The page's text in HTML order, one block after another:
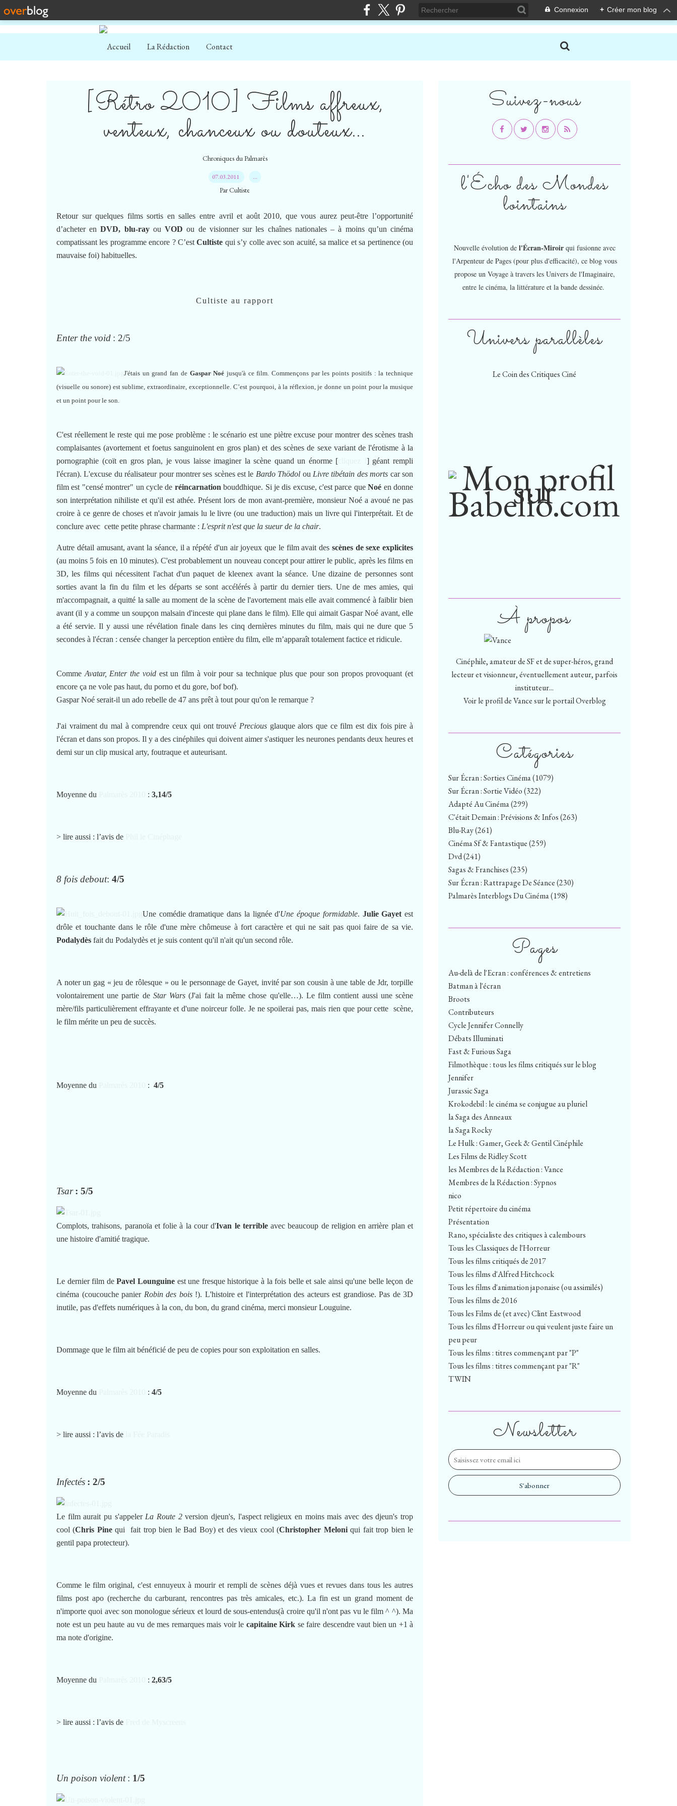
Connexion + Créer mon blog
Accueil La Rédaction Contact
[Rétro 2010] Films affreux,
venteux, chanceux ou douteux…
Chroniques du Palmarès
07.03.2011 …
Par Cultiste
Retour sur quelques films sortis en salles entre avril et août 2010, que vous aurez peut-être l’opportunité
d’acheter enDVD, blu-rayouVOD ou de visionner sur les chaînes nationales – à moins qu’un cinéma
compatissant les programme encore ? C’estCultiste qui s’y colle avec son acuité, sa malice et sa pertinence (ou
mauvaise foi) habituelles.
Cultiste au rapport
Enter the void : 2/5
J'étais un grand fan de Gaspar Noé jusqu'à ce film. Commençons par les points positifs : la technique
(visuelle ou sonore) est sublime, extraordinaire, exceptionnelle. C’est pourquoi, à la réflexion, je donne un point pour la musique
et un point pour le son.
C'est réellement le reste qui me pose problème : le scénario est une piètre excuse pour montrer des scènes trash
complaisantes (avortement et foetus sanguinolent en gros plan) et des scènes de sexe variant de l'érotisme à la
pornographie (coït en gros plan, je vous laisse imaginer la scène quand un énorme [
] géant rempli
l'écran). L'excuse du réalisateur pour montrer ses scènes est le Bardo Thödol ou Livre tibétain des morts car son
film est "censé montrer" un cycle de réincarnation bouddhique. Si je dis excuse, c'est parce queNoé en donne
son interprétation nihiliste et qu'il est athée. Présent lors de mon avant-première, monsieur Noé a avoué ne pas
croire à ce genre de choses et n'avoir jamais lu le livre (ou une traduction) mais un livre qui l'interprétait. Et de
conclure avec cette petite phrase charmante : L'esprit n'est que la sueur de la chair.
Autre détail amusant, avant la séance, il a répété d'un air joyeux que le film avait des scènes de sexe explicites
(au moins 5 fois en 10 minutes). C'est probablement un nouveau concept pour attirer le public, après les films en
3D, les films qui nécessitent l'achat d'un paquet de kleenex avant la séance. Une dizaine de personnes sont
sorties avant la fin du film et les départs se sont accélérés à partir du dernier tiers. Une de mes amies, qui
m'accompagnait, a quitté la salle au moment de la scène de l'avortement mais elle avait commencé à faiblir bien
avant (il y a comme un soupçon malsain d'inceste qui plane dans le film). Elle qui aimait Gaspar Noé avant, elle
a été servie. Il y aussi une révélation finale dans les cinq dernières minutes du film, mais qui ne dure que 5
secondes à l'écran : censée changer la perception entière du film, elle m’apparaît totalement factice et ridicule.
Comme Avatar, Enter the voidest un film à voir pour sa technique plus que pour son propos provoquant (et
encore ça ne vole pas haut, du porno et du gore, bof bof).
Gaspar Noé serait-il un ado rebelle de 47 ans prêt à tout pour qu'on le remarque ?
J'ai vraiment du mal à comprendre ceux qui ont trouvé Precious glauque alors que ce film est dix fois pire à
l'écran et dans son propos. Il y a des cinéphiles qui doivent aimer s'astiquer les neurones pendants deux heures et
demi sur un clip musical arty, foutraque et auteurisant.
Moyenne du : 3,14/5
> lire aussi : l’avis de
8 fois debout: 4/5
Une comédie dramatique dans la lignée d'Une époque formidable. Julie Gayet est
drôle et touchante dans le rôle d'une mère chômeuse à fort caractère et qui ne sait pas quoi faire de sa vie.
Podalydès fait du Podalydès et je suis content qu'il n'ait qu'un second rôle.
A noter un gag « jeu de rôlesque » ou le personnage de Gayet, invité par son cousin à une table de Jdr, torpille
volontairement une partie de Star Wars (J'ai fait la même chose qu'elle…). Le film contient aussi une scène
mère/fils particulièrement effrayante et d'une noirceur folle. Je ne spoilerai pas, mais rien que pour cette scène,
le film mérite un peu de succès.
Moyenne du : 4/5
Tsar : 5/5
Complots, trahisons, paranoïa et folie à la cour d'Ivan le terribleavec beaucoup de religion en arrière plan et
une histoire d'amitié tragique.
Le dernier film dePavel Lounguine est une fresque historique à la fois belle et sale ainsi qu'une belle leçon de
cinéma (coucouche panier Robin des bois!). L'histoire et l'interprétation des acteurs est grandiose. Pas de 3D
inutile, pas d'effets numériques à la con, du bon, du grand cinéma, merci monsieur Louguine.
Dommage que le film ait bénéficié de peu de copies pour son exploitation en salles.
Moyenne du : 4/5
> lire aussi : l’avis de
Infectés : 2/5
Le film aurait pu s'appeler La Route 2version djeun's, l'aspect religieux en moins mais avec des djeun's trop
cool (Chris Pinequi fait trop bien le Bad Boy) et des vieux cool (Christopher Meloniqui fait trop bien le
gentil papa protecteur).
Comme le film original, c'est ennuyeux à mourir et rempli de scènes déjà vues et revues dans tous les autres
films post apo (recherche du carburant, rencontres pas très amicales, etc.). La fin est un grand moment de
n'importe quoi avec son monologue sérieux et lourd de sous-entendus(à croire qu'il n'ont pas vu le film ^ ^). Ma
note est un peu haute au vu de mes remarques mais voir le capitaine Kirk se faire descendre vaut bien un +1 à
ma note d'origine.
Moyenne du : 2,63/5
> lire aussi : l’avis de
Un poison violent : 1/5
Newsletter
Catégories
Sur Écran : Sorties Cinéma(1079)
Sur Écran : Sortie Vidéo(322)
Adapté Au Cinéma(299)
C'était Demain : Prévisions & Infos(263)
Blu-Ray(261)
Cinéma Sf & Fantastique(259)
Dvd(241)
Sagas & Franchises(235)
Sur Écran : Rattrapage De Séance(230)
Palmarès Interblogs Du Cinéma(198)
Pages
Au-delà de l'Ecran : conférences & entretiens
Batman à l'écran
Broots
Contributeurs
Cycle Jennifer Connelly
Débats Illuminati
Fast & Furious Saga
Filmothèque : tous les films critiqués sur le blog
Jennifer
Jurassic Saga
Krokodebil : le cinéma se conjugue au pluriel
la Saga des Anneaux
la Saga Rocky
Le Hulk : Gamer, Geek & Gentil Cinéphile
Les Films de Ridley Scott
les Membres de la Rédaction : Vance
Membres de la Rédaction : Sypnos
nico
Petit répertoire du cinéma
Présentation
Rano, spécialiste des critiques à calembours
Tous les Classiques de l'Horreur
Tous les films critiqués de 2017
Tous les films d'Alfred Hitchcock
Tous les films d'animation japonaise (ou assimilés)
Tous les films de 2016
Tous les Films de (et avec) Clint Eastwood
Tous les films d'Horreur ou qui veulent juste faire un
peu peur
Tous les films : titres commençant par "P"
Tous les films : titres commençant par "R"
TWIN
Suivez-nous
À propos
Cinéphile, amateur de SF et de super-héros, grand
lecteur et visionneur, éventuellement auteur, parfois
instituteur...
Voir le profil deVancesur le portail Overblog
Univers parallèles
Le Coin des Critiques Ciné
l'Écho des Mondes
lointains
Nouvelle évolution de l'Écran-Miroir qui fusionne avec
l'Arpenteur de Pages (pour plus d'efficacité), ce blog vous
propose un Voyage à travers les Univers de l'Imaginaire,
entre le cinéma, la littérature et la bande dessinée.